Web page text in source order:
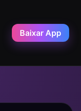
Baixar App